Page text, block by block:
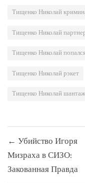
Тищенко Николай
Тищенко Николай
Тищенко Николай
Тищенко Николай рэкет
Тищенко Николай
по
записям
← Убийство Игоря
Мизраха в СИЗО:
Закованная Правда